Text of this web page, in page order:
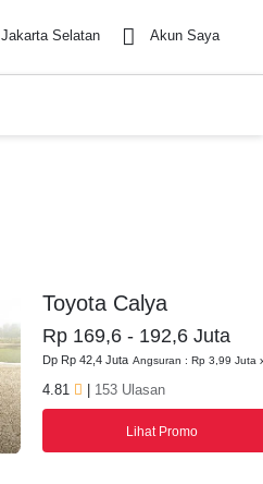
Jakarta Selatan Akun Saya
Toyota Calya
Rp 169,6 - 192,6 Juta
Dp Rp 42,4 Juta Angsuran : Rp 3,99 Juta
4.81 153 Ulasan
Lihat Promo